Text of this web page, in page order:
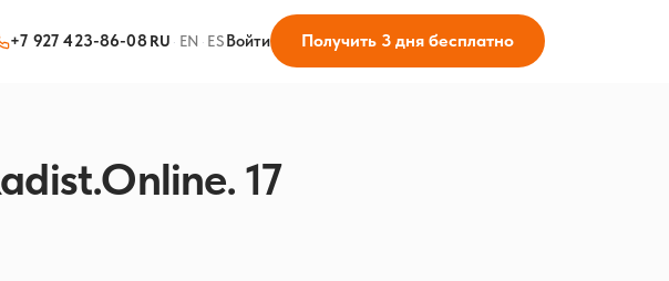
+7 927 423-86-08 RU · EN · ESВойти Получить 3 дня бесплатно
17